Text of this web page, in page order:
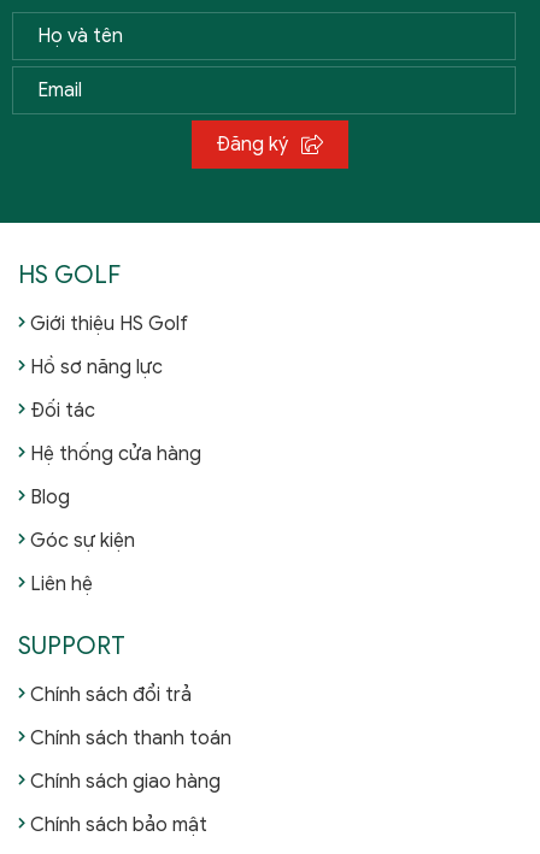
Đăng ký
HS GOLF
Giới thiệu HS Golf
Hồ sơ năng lực
Đối tác
Hệ thống cửa hàng
Blog
Góc sự kiện
Liên hệ
SUPPORT
Chính sách đổi trả
Chính sách thanh toán
Chính sách giao hàng
Chính sách bảo mật